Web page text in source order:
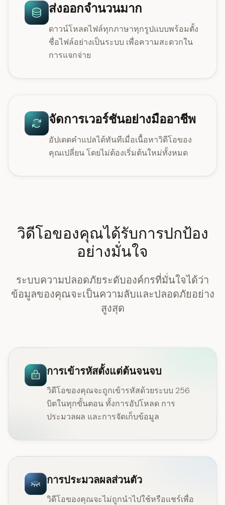
ส่งออกจำนวนมาก
ดาวน์โหลดไฟล์ทุกภาษาทุกรูปแบบพร้อมตั้ง
ชื่อไฟล์อย่างเป็นระบบ เพื่อความสะดวกใน
การแจกจ่าย
จัดการเวอร์ชันอย่างมืออาชีพ
อัปเดตคำแปลได้ทันทีเมื่อเนื้อหาวิดีโอของ
คุณเปลี่ยน โดยไม่ต้องเริ่มต้นใหม่ทั้งหมด
วิดีโอของคุณได้รับการปกป้อง
อย่างมั่นใจ
ระบบความปลอดภัยระดับองค์กรที่มั่นใจได้ว่า
ข้อมูลของคุณจะเป็นความลับและปลอดภัยอย่าง
สูงสุด
การเข้ารหัสตั้งแต่ต้นจนจบ
วิดีโอของคุณจะถูกเข้ารหัสด้วยระบบ 256
บิตในทุกขั้นตอน ทั้งการอัปโหลด การ
ประมวลผล และการจัดเก็บข้อมูล
การประมวลผลส่วนตัว
วิดีโอของคุณจะไม่ถูกนำไปใช้หรือแชร์เพื่อ